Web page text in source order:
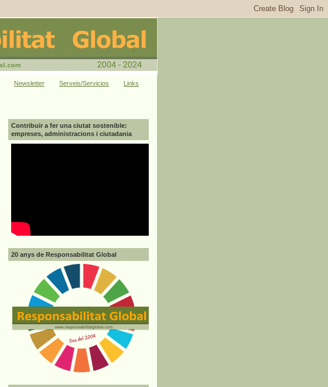
Newsletter Serveis/Servicios Links
Contribuir a fer una ciutat sostenible:
empreses, administracions i ciutadania
20 anys de Responsabilitat Global